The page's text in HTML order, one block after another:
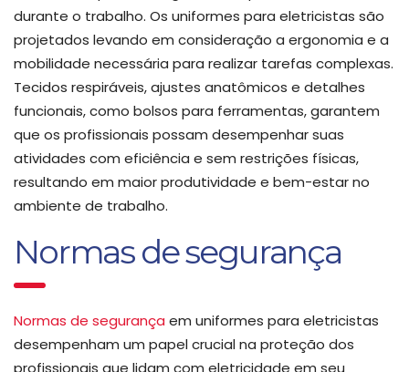
durante o trabalho. Os uniformes para eletricistas são
projetados levando em consideração a ergonomia e a
mobilidade necessária para realizar tarefas complexas.
Tecidos respiráveis, ajustes anatômicos e detalhes
funcionais, como bolsos para ferramentas, garantem
que os profissionais possam desempenhar suas
atividades com eficiência e sem restrições físicas,
resultando em maior produtividade e bem-estar no
ambiente de trabalho.
Normas de segurança
Normas de segurança em uniformes para eletricistas
desempenham um papel crucial na proteção dos
profissionais que lidam com eletricidade em seu